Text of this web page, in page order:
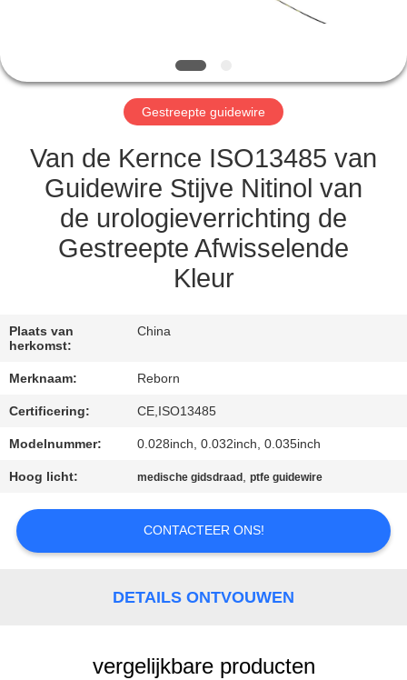
VERZOEK
EEN
CITAAT
SITEMAP
POLICY
Gestreepte guidewire
Van de Kernce ISO13485 van
Guidewire Stijve Nitinol van
de urologieverrichting de
Gestreepte Afwisselende
Kleur
Plaats van
herkomst:
China
Merknaam: Reborn
Certificering: CE,ISO13485
Modelnummer: 0.028inch, 0.032inch, 0.035inch
Hoog licht: medische gidsdraad ,ptfe guidewire
CONTACTEER ONS!
DETAILS ONTVOUWEN
vergelijkbare producten